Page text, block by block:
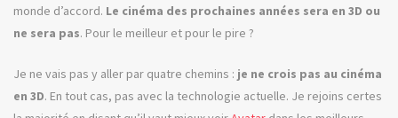
monde d’accord. Le cinéma des prochaines années sera en 3D ou
ne sera pas. Pour le meilleur et pour le pire ?
Je ne vais pas y aller par quatre chemins : je ne crois pas au cinéma
en 3D. En tout cas, pas avec la technologie actuelle. Je rejoins certes